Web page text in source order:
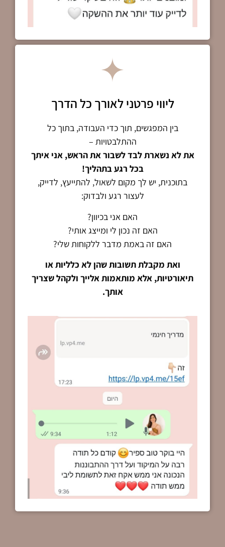
ליווי פרטני לאורך כל הדרך
בין המפגשים, תוך כדי העבודה, בתוך כל
ההתלבטויות –
את לא נשארת לבד לשבור את הראש, אני איתך
בכל רגע בתהליך!
בתוכנית, יש לך מקום לשאול, להתייעץ, לדייק,
לעצור רגע ולבדוק:
האם אני בכיוון?
האם זה נכון לי ומייצג אותי?
האם זה באמת מדבר ללקוחות שלי?
ואת מקבלת תשובות שהן לא כלליות או
תיאורטיות, אלא מותאמות אלייך ולקהל שצריך
אותך.